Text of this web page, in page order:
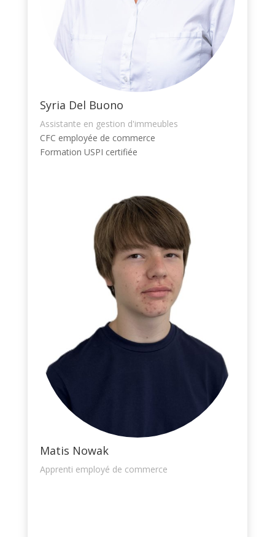
Syria Del Buono
Assistante en gestion d'immeubles
CFC employée de commerce
Formation USPI certifiée
Matis Nowak
Apprenti employé de commerce